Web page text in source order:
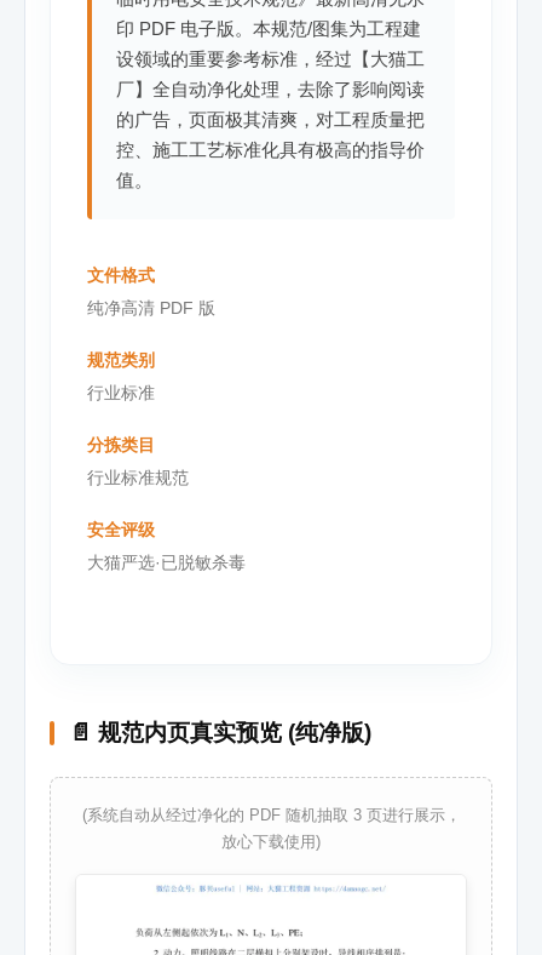
印 PDF 电子版。本规范/图集为工程建
设领域的重要参考标准，经过【大猫工
厂】全自动净化处理，去除了影响阅读
的广告，页面极其清爽，对工程质量把
控、施工工艺标准化具有极高的指导价
值。
文件格式
纯净高清 PDF 版
规范类别
行业标准
分拣类目
行业标准规范
安全评级
大猫严选·已脱敏杀毒
📄 规范内页真实预览 (纯净版)
(系统自动从经过净化的 PDF 随机抽取 3 页进行展示，
放心下载使用)